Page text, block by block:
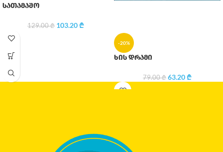
სათამაშო
129.00₾ 103.20₾
-20%
ხის დრამი
79.00₾ 63.20₾